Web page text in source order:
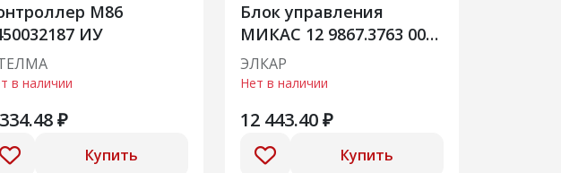
М86
ИУ
в наличии
₽
Купить
Блок управления
МИКАС 12 9867.3763 004-
21 ИУ
ЭЛКАР
Нет в наличии
12 443.40 ₽
Купить